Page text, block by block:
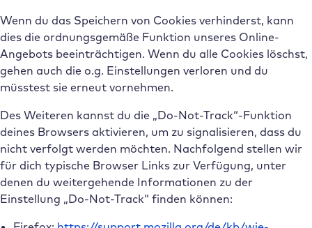
Wenn du das Speichern von Cookies verhinderst, kann
dies die ordnungsgemäße Funktion unseres Online-
Angebots beeinträchtigen. Wenn du alle Cookies löschst,
gehen auch die o.g. Einstellungen verloren und du
müsstest sie erneut vornehmen.
Des Weiteren kannst du die „Do-Not-Track“-Funktion
deines Browsers aktivieren, um zu signalisieren, dass du
nicht verfolgt werden möchten. Nachfolgend stellen wir
für dich typische Browser Links zur Verfügung, unter
denen du weitergehende Informationen zu der
Einstellung „Do-Not-Track“ finden können: